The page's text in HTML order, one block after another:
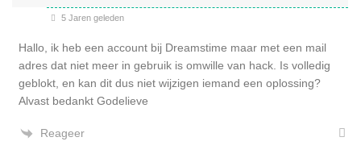
5 Jaren geleden
Hallo, ik heb een account bij Dreamstime maar met een mail
adres dat niet meer in gebruik is omwille van hack. Is volledig
geblokt, en kan dit dus niet wijzigen iemand een oplossing?
Alvast bedankt Godelieve
Reageer